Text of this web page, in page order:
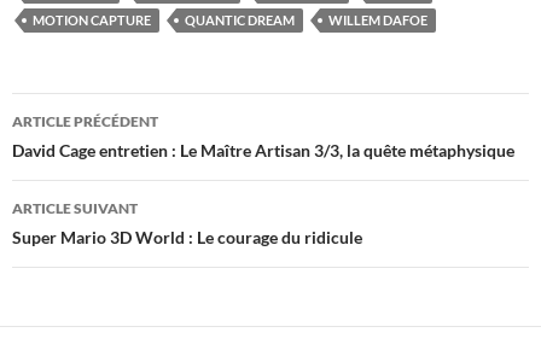
MOTION CAPTURE
QUANTIC DREAM WILLEM DAFOE
Navigation
des
articles
ARTICLE PRÉCÉDENT
David Cage entretien : Le Maître Artisan 3/3, la quête métaphysique
ARTICLE SUIVANT
Super Mario 3D World : Le courage du ridicule